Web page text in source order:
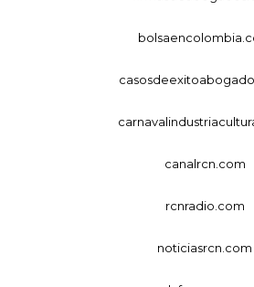
canalrcn.com
rcnradio.com
noticiasrcn.com